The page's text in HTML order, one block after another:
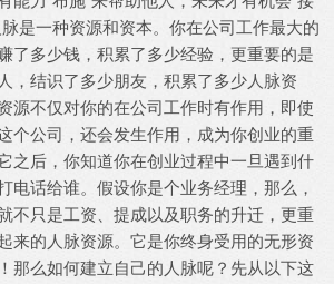
是一种资源和资本。你在公司工作最大的
了多少钱，积累了多少经验，更重要的是
，结识了多少朋友，积累了多少人脉资
源不仅对你的在公司工作时有作用，即使
个公司，还会发生作用，成为你创业的重
之后，你知道你在创业过程中一旦遇到什
电话给谁。假设你是个业务经理，那么，
不只是工资、提成以及职务的升迁，更重
来的人脉资源。它是你终身受用的无形资
那么如何建立自己的人脉呢？先从以下这